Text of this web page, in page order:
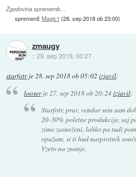
Zgodovina sprememb…
spremenil:Magic1 (28. sep 2018 ob 23:00)
zmaugy
::29. sep 2018, 00:27
starfotrje28. sep 2018 ob 05:02 izjavil:
looserje27. sep 2018 ob 20:24izjavil:
Starfotr, prav, vendar sem sam
20-30% poletne produkcije, saj
zimo zasneženi, lahko pa tudi
opažam, si ti hud nasprotnik
Vzeto na znanje.